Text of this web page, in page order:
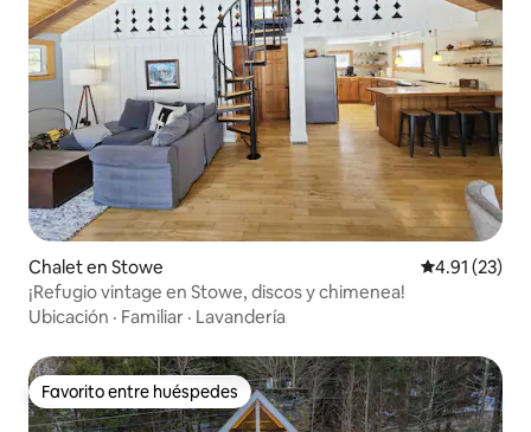
Chalet en Stowe Calificación
4.91 (23)
¡Refugio vintage en Stowe, discos y chimenea!
Ubicación · Familiar · Lavandería
Favorito entre huéspedes
Favorito entre huéspedes